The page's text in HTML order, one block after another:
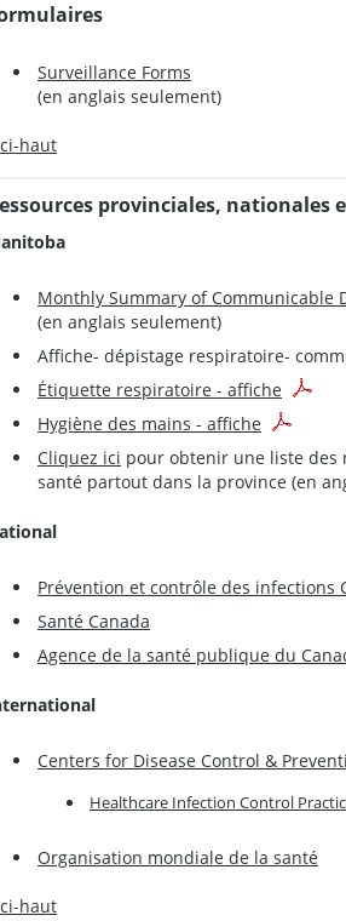
Surveillance Forms
(en anglais seulement)
haut
provinciales,
Monthly Summary of Communicable
(en anglais seulement)
Affiche- dépistage respiratoire-
Étiquette respiratoire - affiche
Hygiène des mains - affiche
Cliquez ici pour obtenir une liste des
santé partout dans la province (en
Prévention et contrôle des infections
Santé Canada
Agence de la santé publique du
Centers for Disease Control &
Healthcare Infection Control
Organisation mondiale de la santé
haut